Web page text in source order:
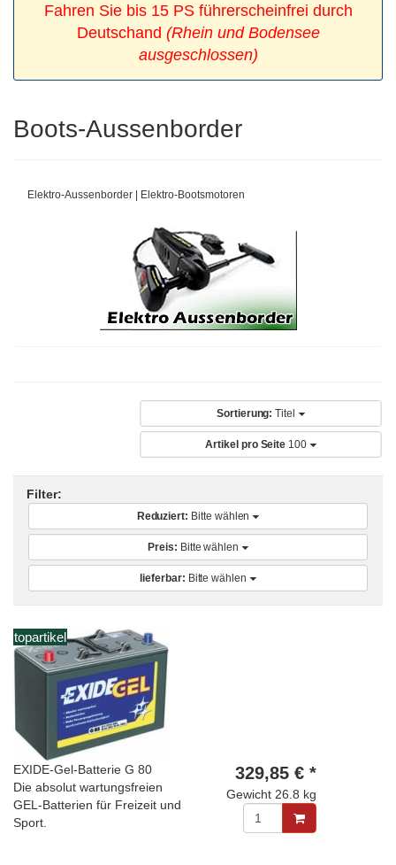
Fahren Sie bis 15 PS führerscheinfrei durch
Deutschand (Rhein und Bodensee
ausgeschlossen)
Boots-Aussenborder
Elektro-Aussenborder | Elektro-Bootsmotoren
Sortierung: Titel
Artikel pro Seite 100
Filter:
Reduziert: Bitte wählen
Preis: Bitte wählen
lieferbar: Bitte wählen
topartikel
EXIDE-Gel-Batterie G 80
Die absolut wartungsfreien
GEL-Batterien für Freizeit und
Sport.
329,85 € *
Gewicht 26.8 kg